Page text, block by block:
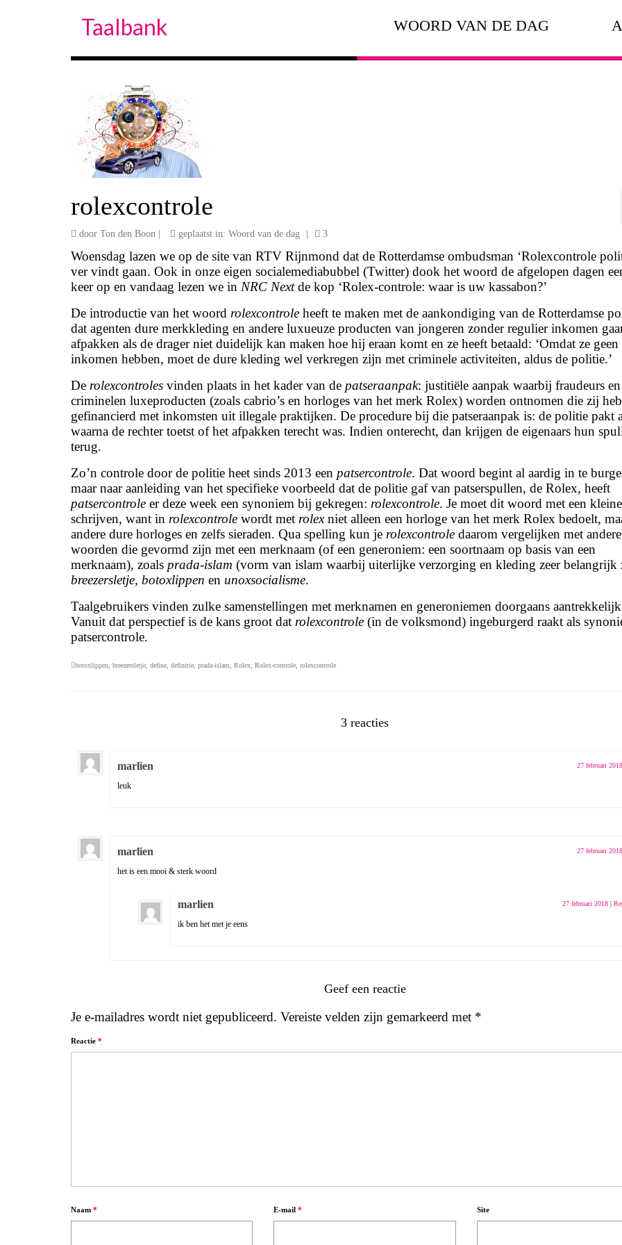
Taalbank WOORD VAN DE DAG
rolexcontrole
door Ton den Boon geplaatst in: Woord van de dag 3
Woensdag lazen we op de site van RTV Rijnmond dat de Rotterdamse ombudsman ‘Rolexcontrole
ver vindt gaan. Ook in onze eigen socialemediabubbel (Twitter) dook het woord de afgelopen dagen
keer op en vandaag lezen we in NRC Nextde kop ‘Rolex-controle: waar is uw kassabon?’
De introductie van het woord rolexcontrole heeft te maken met de aankondiging van de Rotterdamse
dat agenten dure merkkleding en andere luxueuze producten van jongeren zonder regulier inkomen
afpakken als de drager niet duidelijk kan maken hoe hij eraan komt en ze heeft betaald: ‘Omdat ze geen
inkomen hebben, moet de dure kleding wel verkregen zijn met criminele activiteiten, aldus de politie.’
De rolexcontroles vinden plaats in het kader van de patseraanpak: justitiële aanpak waarbij fraudeurs en
criminelen luxeproducten (zoals cabrio’s en horloges van het merk Rolex) worden ontnomen die zij
gefinancierd met inkomsten uit illegale praktijken. De procedure bij die patseraanpak is: de politie pakt
waarna de rechter toetst of het afpakken terecht was. Indien onterecht, dan krijgen de eigenaars hun
terug.
Zo’n controle door de politie heet sinds 2013 een patsercontrole. Dat woord begint al aardig in te
maar naar aanleiding van het specifieke voorbeeld dat de politie gaf van patserspullen, de Rolex, heeft
patsercontrole er deze week een synoniem bij gekregen: rolexcontrole. Je moet dit woord met een
schrijven, want in rolexcontrole wordt met rolexniet alleen een horloge van het merk Rolex bedoelt,
andere dure horloges en zelfs sieraden. Qua spelling kun je rolexcontrole daarom vergelijken met andere
woorden die gevormd zijn met een merknaam (of een generoniem: een soortnaam op basis van een
merknaam), zoals prada-islam (vorm van islam waarbij uiterlijke verzorging en kleding zeer belangrijk
breezersletje, botoxlippen en unoxsocialisme.
Taalgebruikers vinden zulke samenstellingen met merknamen en generoniemen doorgaans
Vanuit dat perspectief is de kans groot dat rolexcontrole (in de volksmond) ingeburgerd raakt als
patsercontrole.
botoxlippen breezersletje define definitie prada-islam Rolex Rolex-controle rolexcontrole
3 reacties
marlien 27 februari 2018
leuk
marlien 27 februari 2018
het is een mooi & sterk woord
marlien 27 februari 2018 |
ik ben het met je eens
Geef een reactie
Je e-mailadres wordt niet gepubliceerd. Vereiste velden zijn gemarkeerd met *
Reactie *
Naam * E-mail* Site